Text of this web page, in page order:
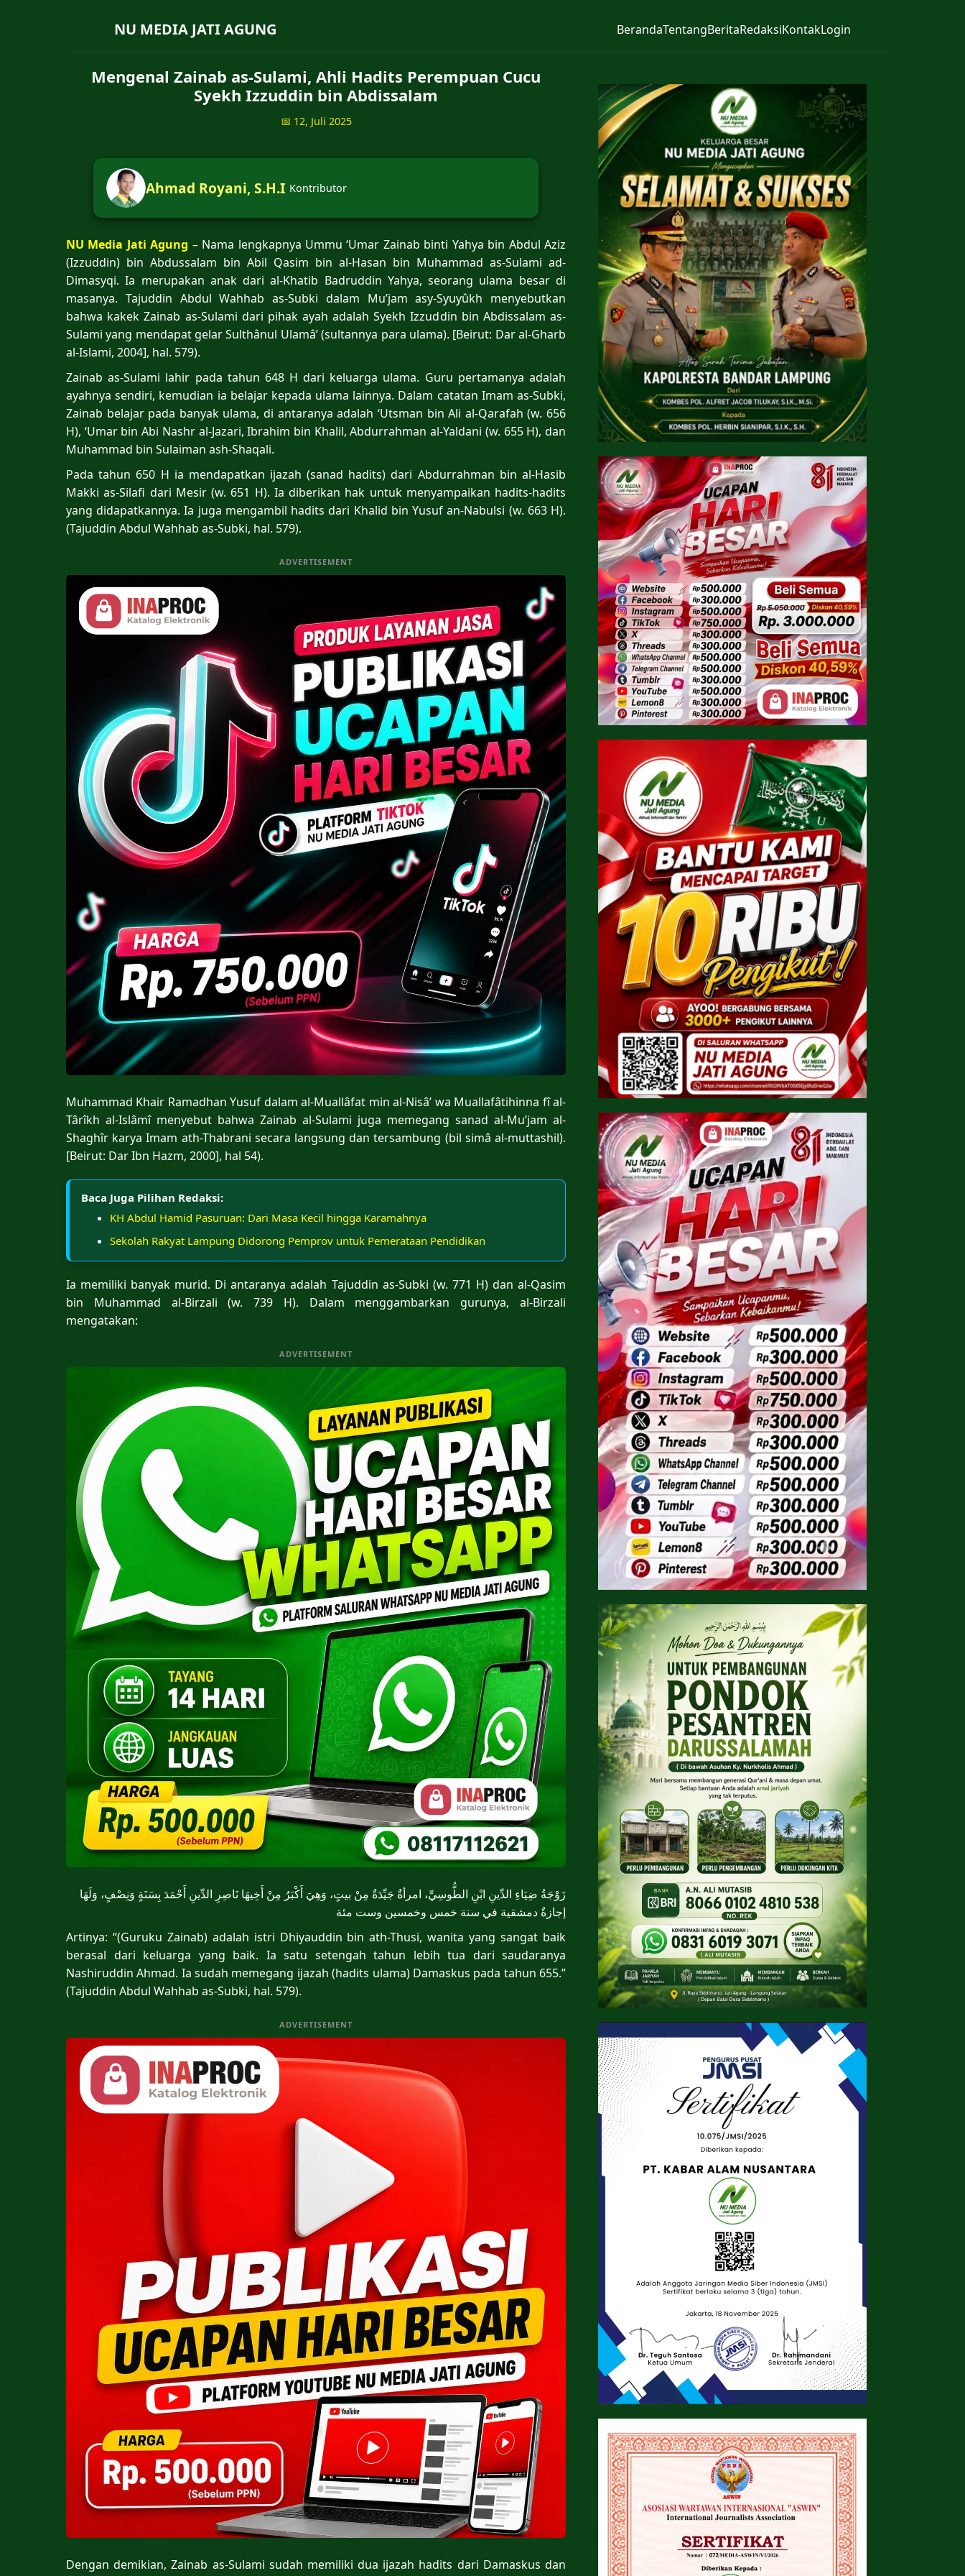
NU MEDIA JATI AGUNG BerandaTentangBeritaRedaksiKontakLogin
Mengenal Zainab as-Sulami, Ahli Hadits Perempuan Cucu
Syekh Izzuddin bin Abdissalam
📅 12, Juli 2025
Ahmad Royani, S.H.I Kontributor
NU Media Jati Agung – Nama lengkapnya Ummu ‘Umar Zainab binti Yahya bin Abdul Aziz
(Izzuddin) bin Abdussalam bin Abil Qasim bin al-Hasan bin Muhammad as-Sulami ad-
Dimasyqi. Ia merupakan anak dari al-Khatib Badruddin Yahya, seorang ulama besar di
masanya. Tajuddin Abdul Wahhab as-Subki dalam Mu’jam asy-Syuyûkh menyebutkan
bahwa kakek Zainab as-Sulami dari pihak ayah adalah Syekh Izzuddin bin Abdissalam as-
Sulami yang mendapat gelar Sulthânul Ulamâ’ (sultannya para ulama). [Beirut: Dar al-Gharb
al-Islami, 2004], hal. 579).
Zainab as-Sulami lahir pada tahun 648 H dari keluarga ulama. Guru pertamanya adalah
ayahnya sendiri, kemudian ia belajar kepada ulama lainnya. Dalam catatan Imam as-Subki,
Zainab belajar pada banyak ulama, di antaranya adalah ‘Utsman bin Ali al-Qarafah (w. 656
H), ‘Umar bin Abi Nashr al-Jazari, Ibrahim bin Khalil, Abdurrahman al-Yaldani (w. 655 H), dan
Muhammad bin Sulaiman ash-Shaqali.
Pada tahun 650 H ia mendapatkan ijazah (sanad hadits) dari Abdurrahman bin al-Hasib
Makki as-Silafi dari Mesir (w. 651 H). Ia diberikan hak untuk menyampaikan hadits-hadits
yang didapatkannya. Ia juga mengambil hadits dari Khalid bin Yusuf an-Nabulsi (w. 663 H).
(Tajuddin Abdul Wahhab as-Subki, hal. 579).
ADVERTISEMENT
Muhammad Khair Ramadhan Yusuf dalam al-Muallâfat min al-Nisâ’ wa Muallafâtihinna fî al-
Târîkh al-Islâmî menyebut bahwa Zainab al-Sulami juga memegang sanad al-Mu’jam al-
Shaghîr karya Imam ath-Thabrani secara langsung dan tersambung (bil simâ al-muttashil).
[Beirut: Dar Ibn Hazm, 2000], hal 54).
Baca Juga Pilihan Redaksi:
KH Abdul Hamid Pasuruan: Dari Masa Kecil hingga Karamahnya
Sekolah Rakyat Lampung Didorong Pemprov untuk Pemerataan Pendidikan
Ia memiliki banyak murid. Di antaranya adalah Tajuddin as-Subki (w. 771 H) dan al-Qasim
bin Muhammad al-Birzali (w. 739 H). Dalam menggambarkan gurunya, al-Birzali
mengatakan:
ADVERTISEMENT
زَوْجَةُ ضِيَاءِ الدِّينِ ابْنِ الطُّوسِيِّ، امرأةٌ جَيِّدَةٌ مِنْ بيتٍ، وَهِيَ أَكْبَرُ مِنْ أَخِيهَا نَاصِرِ الدِّينِ أَحْمَدَ بِسَنَةٍ وَنِصْفٍ، وَلَهَا
إجازةٌ دمشقية في سنة خمس وخمسين وست مئة
Artinya: “(Guruku Zainab) adalah istri Dhiyauddin bin ath-Thusi, wanita yang sangat baik
berasal dari keluarga yang baik. Ia satu setengah tahun lebih tua dari saudaranya
Nashiruddin Ahmad. Ia sudah memegang ijazah (hadits ulama) Damaskus pada tahun 655.”
(Tajuddin Abdul Wahhab as-Subki, hal. 579).
ADVERTISEMENT
Dengan demikian, Zainab as-Sulami sudah memiliki dua ijazah hadits dari Damaskus dan